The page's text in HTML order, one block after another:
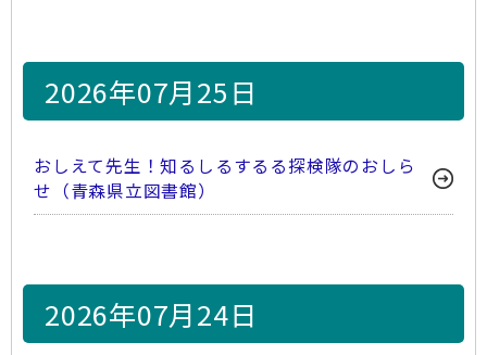
2026年07月25日
おしえて先生！知るしるするる探検隊のおしら
せ（青森県立図書館）
2026年07月24日